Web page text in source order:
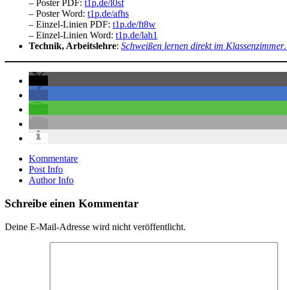
– Poster PDF: t1p.de/l0sf
– Poster Word: t1p.de/afhs
– Einzel-Linien PDF: t1p.de/ft8w
– Einzel-Linien Word: t1p.de/lah1
Technik, Arbeitslehre: Schweißen lernen direkt im
Kommentare
Post Info
Author Info
Schreibe einen Kommentar
Deine E-Mail-Adresse wird nicht veröffentlicht.